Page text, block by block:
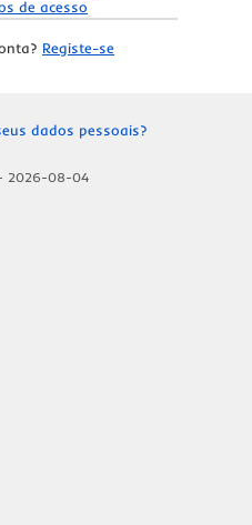
de acesso
Registe-se
dados pessoais?
2026-08-04